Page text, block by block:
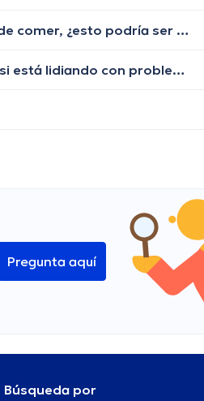
Últimamente he estado sintiendo una presión incómoda en el pecho, especialmente después de comer, ¿esto podría ser un problema cardíaco?
Mi hijo ha estado actuando de manera más retraída y triste últimamente, ¿cómo puedo saber si está lidiando con problemas de salud mental?
Pregunta aquí
Búsqueda por